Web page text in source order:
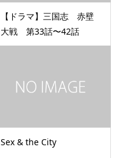
【ドラマ】三国志 赤壁
大戦 第33話〜42話
Sex & the City